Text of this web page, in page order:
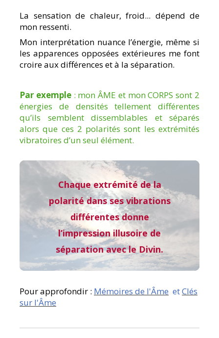
La sensation de chaleur, froid... dépend de
mon ressenti.
Mon interprétation nuance l’énergie, même si
les apparences opposées extérieures me font
croire aux différences et à la séparation.
Par exemple: mon ÂME et mon CORPS sont 2
énergies de densités tellement différentes
qu’ils semblent dissemblables et séparés
alors que ces 2 polarités sont les extrémités
vibratoires d’un seul élément.
Chaque extrémité de la
polarité dans ses vibrations
différentes donne
l’impression illusoire de
séparation avec le Divin.
Pour approfondir : Mémoires de l'Âme etClés
sur l'Âme